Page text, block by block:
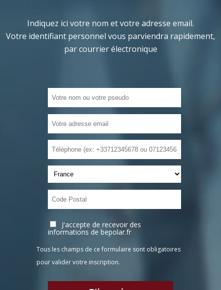
Indiquez ici votre nom et votre adresse email.
Votre identifiant personnel vous parviendra rapidement,
par courrier électronique
J'accepte de recevoir des
informations de bepolar.fr
Tous les champs de ce formulaire sont obligatoires
pour valider votre inscription.